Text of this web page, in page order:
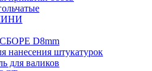
D8mm
нанесения штукатурок
для валиков